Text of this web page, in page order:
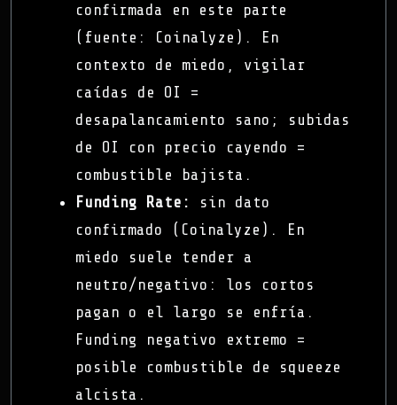
confirmada en este parte
(fuente: Coinalyze). En
contexto de miedo, vigilar
caídas de OI =
desapalancamiento sano; subidas
de OI con precio cayendo =
combustible bajista.
Funding Rate:
sin dato
confirmado (Coinalyze). En
miedo suele tender a
neutro/negativo: los cortos
pagan o el largo se enfría.
Funding negativo extremo =
posible combustible de squeeze
alcista.